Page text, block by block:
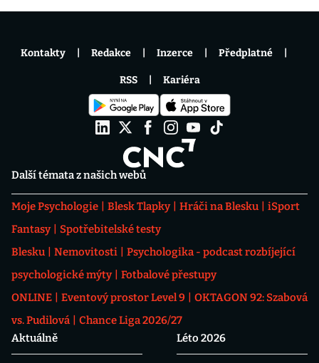
Další témata z našich webů
Moje Psychologie Blesk Tlapky Hráči na Blesku
iSport
Fantasy
Spotřebitelské testy
Blesku
Nemovitosti
Psychologika - podcast rozbíjející
psychologické mýty
Fotbalové přestupy
ONLINE
Eventový prostor Level 9
OKTAGON 92: Szabová
vs. Pudilová
Chance Liga 2026/27
Aktuálně
Léto 2026
Kontakty Redakce Inzerce Předplatné
RSS Kariéra